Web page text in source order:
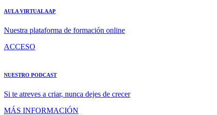
AULA VIRTUAL AAP
Nuestra plataforma de formación online
ACCESO
NUESTRO PODCAST
Si te atreves a criar, nunca dejes de crecer
MÁS INFORMACIÓN